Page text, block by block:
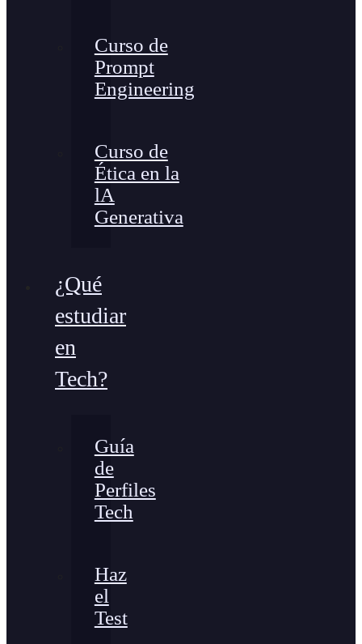
Curso de
Prompt
Engineering
Curso de
Ética en la
lA
Generativa
¿Qué
estudiar
en
Tech?
Guía
de
Perfiles
Tech
Haz
el
Test